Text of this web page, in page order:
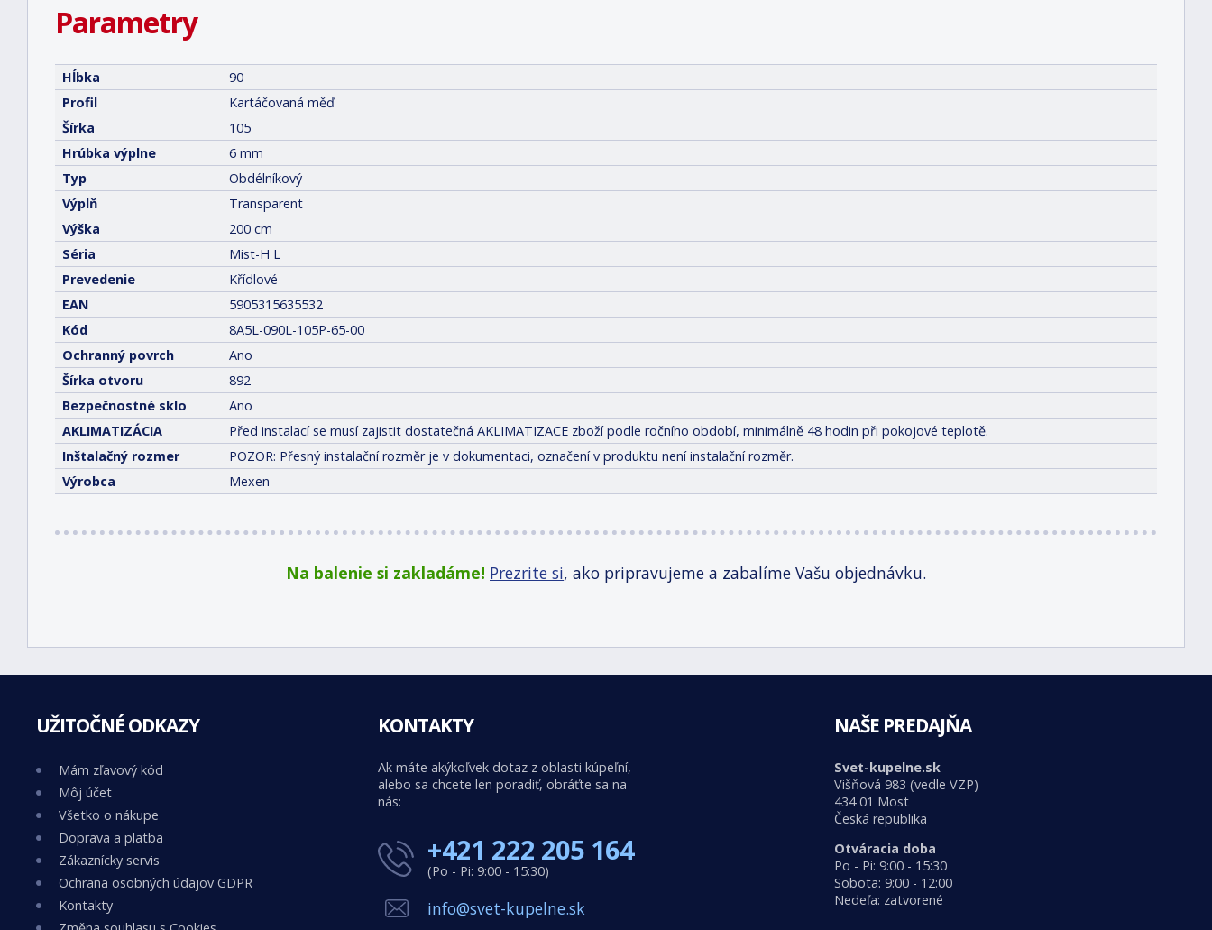
Parametry
Hĺbka
90
Profil
Kartáčovaná měď
Šírka
105
Hrúbka výplne
6 mm
Typ
Obdélníkový
Výplň
Transparent
Výška
200 cm
Séria
Mist-H L
Prevedenie
Křídlové
EAN
5905315635532
Kód
8A5L-090L-105P-65-00
Ochranný povrch
Ano
Šírka otvoru
892
Bezpečnostné sklo
Ano
AKLIMATIZÁCIA
Před instalací se musí zajistit dostatečná AKLIMATIZACE zboží podle ročního období, minimálně 48 hodin při pokojové teplotě.
Inštalačný rozmer
POZOR: Přesný instalační rozměr je v dokumentaci, označení v produktu není instalační rozměr.
Výrobca
Mexen
Na balenie si zakladáme! Prezrite si, ako pripravujeme a zabalíme Vašu objednávku.
UŽITOČNÉ ODKAZY
Mám zľavový kód
Môj účet
Všetko o nákupe
Doprava a platba
Zákaznícky servis
Ochrana osobných údajov GDPR
Kontakty
KONTAKTY
Ak máte akýkoľvek dotaz z oblasti kúpeľní,
alebo sa chcete len poradiť, obráťte sa na
nás:
+421 222 205 164
(Po - Pi: 9:00 - 15:30)
info@svet-kupelne.sk
NAŠE PREDAJŇA
Svet-kupelne.sk
Višňová 983 (vedle VZP)
434 01 Most
Česká republika
Otváracia doba
Po - Pi: 9:00 - 15:30
Sobota: 9:00 - 12:00
Nedeľa: zatvorené